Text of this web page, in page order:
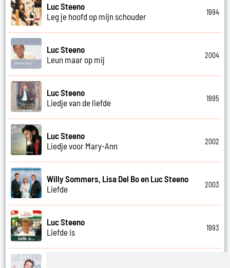
Luc Steeno
Leg je hoofd op mijn schouder
1994
Luc Steeno
Leun maar op mij
2004
Luc Steeno
Liedje van de liefde
1995
Luc Steeno
Liedje voor Mary-Ann
2002
Willy Sommers, Lisa Del Bo en Luc Steeno
Liefde
2003
Luc Steeno
Liefde is
1993